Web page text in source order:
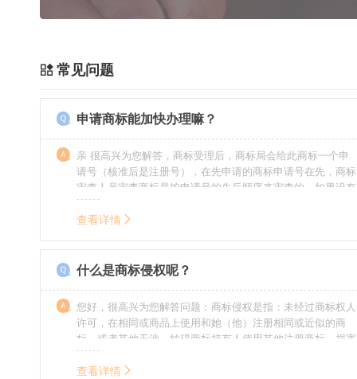
常见问题
申请商标能加快办理嘛？
亲 很高兴为您解答，商标受理后，商标局会给此商标一个申
请号（核准后是注册号），在先申请的商标申请号在先，商标
审查人员审查商标是按申请号的先后顺序来审查的，如果没有
特殊情况（受理案件需要，被异议等），不会延迟也不会提
前。
查看详情
什么是商标侵权呢？
您好，很高兴为您解答问题：商标侵权是指：未经过商标权人
许可，在相同或商品上使用和她（他）注册相同或近似的商
标，或者其他干涉、妨碍商标持有人使用其他注册商标，损害
商标持有人合法权益的其他行为。侵权的人通常需要承担侵权
的责任，明知侵权的行为的人要承担赔偿的责任。情节严重
查看详情